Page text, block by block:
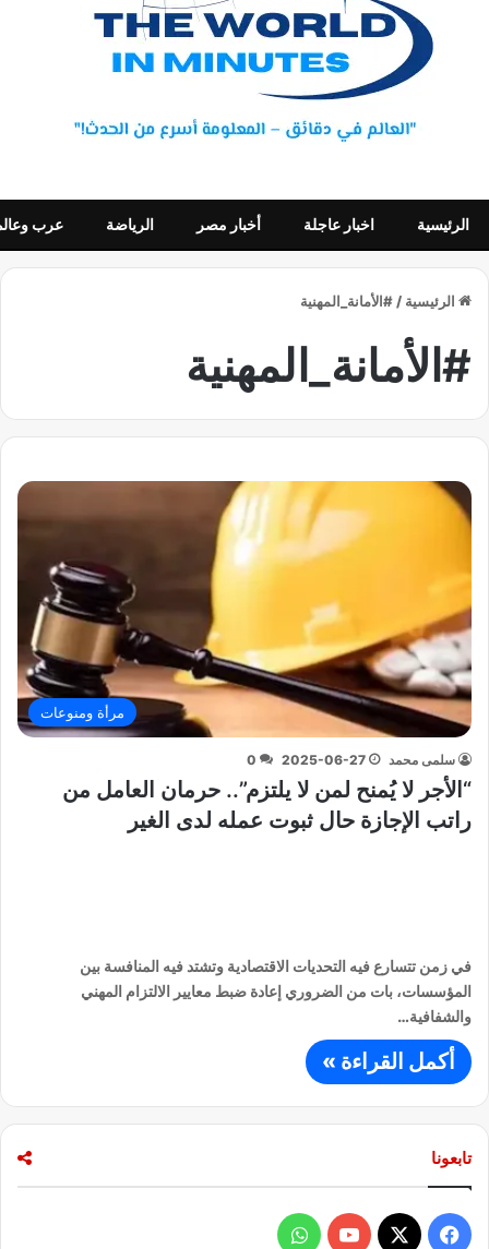
الرئيسية اخبار عاجلة أخبار مصر الرياضة عرب
الرئيسية / #الأمانة_المهنية
#الأمانة_المهنية
مرأة ومنوعات
سلمى محمد 2025-06-27
0
“الأجر لا يُمنح لمن لا يلتزم”.. حرمان العامل من
راتب الإجازة حال ثبوت عمله لدى الغير
في زمن تتسارع فيه التحديات الاقتصادية وتشتد فيه المنافسة بين
المؤسسات، بات من الضروري إعادة ضبط معايير الالتزام المهني
والشفافية…
أكمل القراءة »
تابعونا